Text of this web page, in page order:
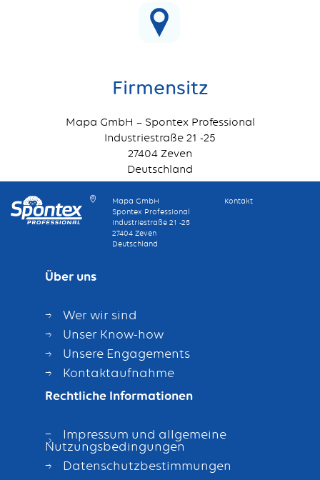
Firmensitz
Mapa GmbH – Spontex Professional
Industriestraße 21 -25
27404 Zeven
Deutschland
Mapa GmbH
Spontex Professional
Industriestraße 21 -25
27404 Zeven
Deutschland
Kontakt
Über uns
Wer wir sind
Unser Know-how
Unsere Engagements
Kontaktaufnahme
Rechtliche Informationen
Impressum und allgemeine
Nutzungsbedingungen
Datenschutzbestimmungen